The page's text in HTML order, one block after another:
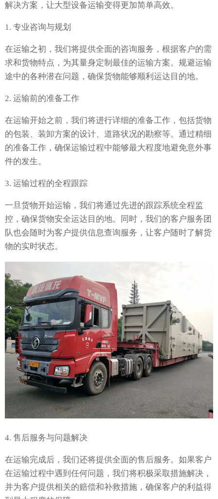
解决方案，让大型设备运输变得更加简单高效。
1. 专业咨询与规划
在运输之初，我们将提供全面的咨询服务，根据客户的需
求和货物特点，为其量身定制最佳的运输方案。规避运输
途中的各种潜在问题，确保货物能够顺利运达目的地。
2. 运输前的准备工作
在运输开始之前，我们将进行详细的准备工作，包括货物
的包装、装卸方案的设计、道路状况的勘察等。通过精细
的准备工作，确保运输过程中能够最大程度地避免意外事
件的发生。
3. 运输过程的全程跟踪
一旦货物开始运输，我们将通过先进的跟踪系统全程监
控，确保货物安全运达目的地。同时，我们的客户服务团
队也会随时为客户提供信息查询服务，让客户随时了解货
物的实时状态。
4. 售后服务与问题解决
在运输完成后，我们还将提供全面的售后服务。如果客户
在运输过程中遇到任何问题，我们将积极采取措施解决，
并为客户提供相关的赔偿和补救措施，确保客户的利益得